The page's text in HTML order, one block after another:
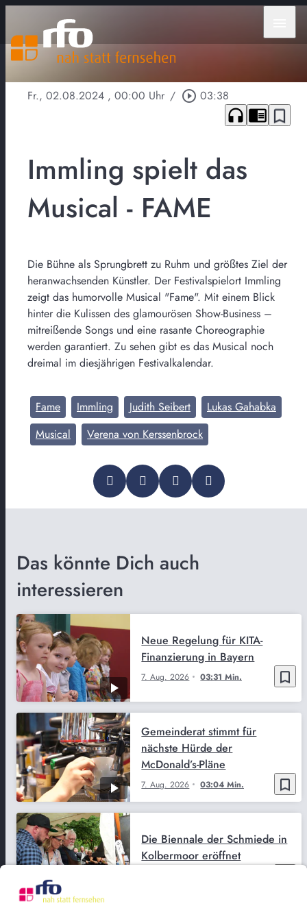
Fr., 02.08.2024 , 00:00 Uhr / play_circle_outline 03:38
headphones chrome_reader_mode bookmark_border
Immling spielt das
Musical - FAME
Die Bühne als Sprungbrett zu Ruhm und größtes Ziel der
heranwachsenden Künstler. Der Festivalspielort Immling
zeigt das humorvolle Musical "Fame". Mit einem Blick
hinter die Kulissen des glamourösen Show-Business –
mitreißende Songs und eine rasante Choreographie
werden garantiert. Zu sehen gibt es das Musical noch
dreimal im diesjährigen Festivalkalendar.
Fame Immling Judith Seibert
Lukas Gahabka
Musical
Verena von Kerssenbrock
Das könnte Dich auch
interessieren
bookmark_border
7. Aug. 2026 03:31 Min.
Neue Regelung für KITA-
Finanzierung in Bayern
bookmark_border
7. Aug. 2026 03:04 Min.
Gemeinderat stimmt für
nächste Hürde der
McDonald’s-Pläne
Die Biennale der Schmiede in
Kolbermoor eröffnet